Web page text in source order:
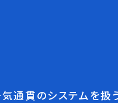
通貫のシステムを扱